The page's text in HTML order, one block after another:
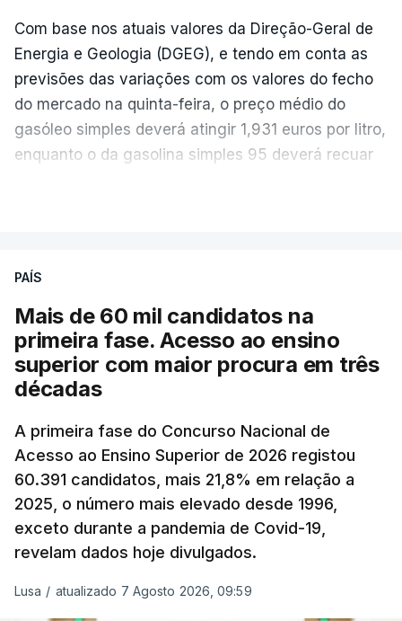
Com base nos atuais valores da Direção-Geral de
Energia e Geologia (DGEG), e tendo em conta as
previsões das variações com os valores do fecho
do mercado na quinta-feira, o preço médio do
gasóleo simples deverá atingir 1,931 euros por litro,
enquanto o da gasolina simples 95 deverá recuar
evolução das cotações internacionais do petróleo,
posto de abastecimento, a marca e a localização.
A atualização do desconto do Imposto sobre os
Produtos Petrolíferos (ISP) também poderá
O Governo comprometeu-se a aplicar uma redução
extraordinária e temporária no ISP, sempre que se
verifique um aumento do preço dos combustíveis
superior a 10 cêntimos, para mitigar a escalada de
preços.
Depois de uma subida inicial devido à guerra no
PAÍS
Mais de 60 mil candidatos na
primeira fase. Acesso ao ensino
superior com maior procura em três
décadas
A primeira fase do Concurso Nacional de
Acesso ao Ensino Superior de 2026 registou
60.391 candidatos, mais 21,8% em relação a
2025, o número mais elevado desde 1996,
exceto durante a pandemia de Covid-19,
revelam dados hoje divulgados.
Lusa / atualizado 7 Agosto 2026, 09:59